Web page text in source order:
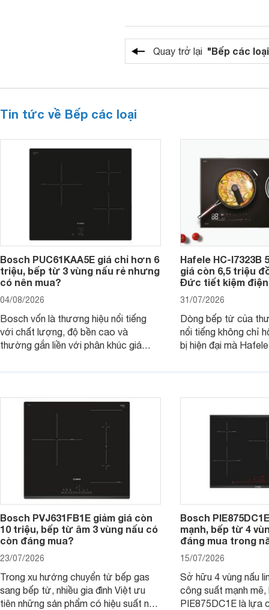
Quay trở lại "Bếp các
Tin tức về Bếp các loại
Bosch PUC61KAA5E giá chỉ hơn 6
triệu, bếp từ 3 vùng nấu rẻ nhưng
có nên mua?
04/08/2026
Bosch vốn là thương hiệu nổi tiếng
với chất lượng, độ bền cao và
thường gắn liền với phân khúc giá
đơn vị phân phối với mức giá khá dễ
tiếp cận, thu hút sự quan tâm của
Hafele HC-I7323B
giá còn 6,5 triệu
Đức tiết kiệm
31/07/2026
Dòng bếp từ của
nổi tiếng không chỉ
bị hiện đại mà
gia đình.
Bosch PVJ631FB1E giảm giá còn
10 triệu, bếp từ âm 3 vùng nấu có
còn đáng mua?
23/07/2026
Trong xu hướng chuyển từ bếp gas
sang bếp từ, nhiều gia đình Việt ưu
tiên những sản phẩm có hiệu suất nấu
Bosch
mạnh, bếp từ 4
đáng mua trong
15/07/2026
Sở hữu 4 vùng nấu
công suất mạnh
PIE875DC1E là lựa